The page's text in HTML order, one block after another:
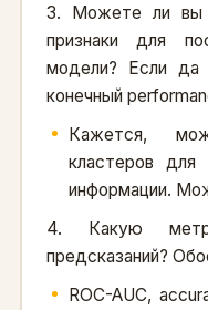
3. Можете ли вы
признаки для
модели? Если да
конечный
Кажется,
кластеров для
информации.
4. Какую
предсказаний?
ROC-AUC,